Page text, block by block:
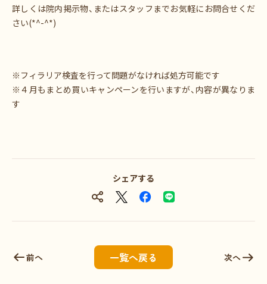
詳しくは院内掲示物、またはスタッフまでお気軽にお問合せくだ
さい(*^-^*)
※フィラリア検査を行って問題がなければ処方可能です
※４月もまとめ買いキャンペーンを行いますが、内容が異なりま
す
シェアする
前へ 一覧へ戻る 次へ